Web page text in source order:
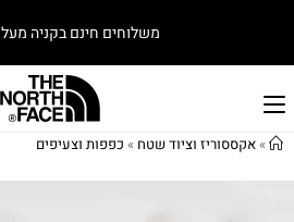
משלוחים חינם בקניה מעל 249 ש"ח
»אקססוריז וציוד שטח » כפפות וצעיפים